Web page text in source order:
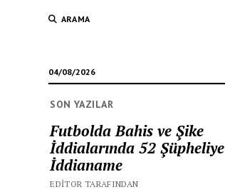
ARAMA
04/08/2026
SON YAZILAR
Futbolda Bahis ve Şike
İddialarında 52 Şüpheliye
İddianame
EDITOR TARAFINDAN